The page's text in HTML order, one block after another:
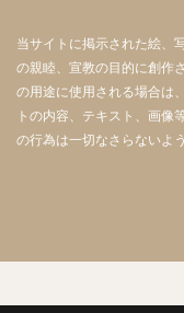
当サイトに掲示された絵、
の親睦、宣教の目的に創作
の用途に使用される場合は
トの内容、テキスト、画像
の行為は一切なさらないよ